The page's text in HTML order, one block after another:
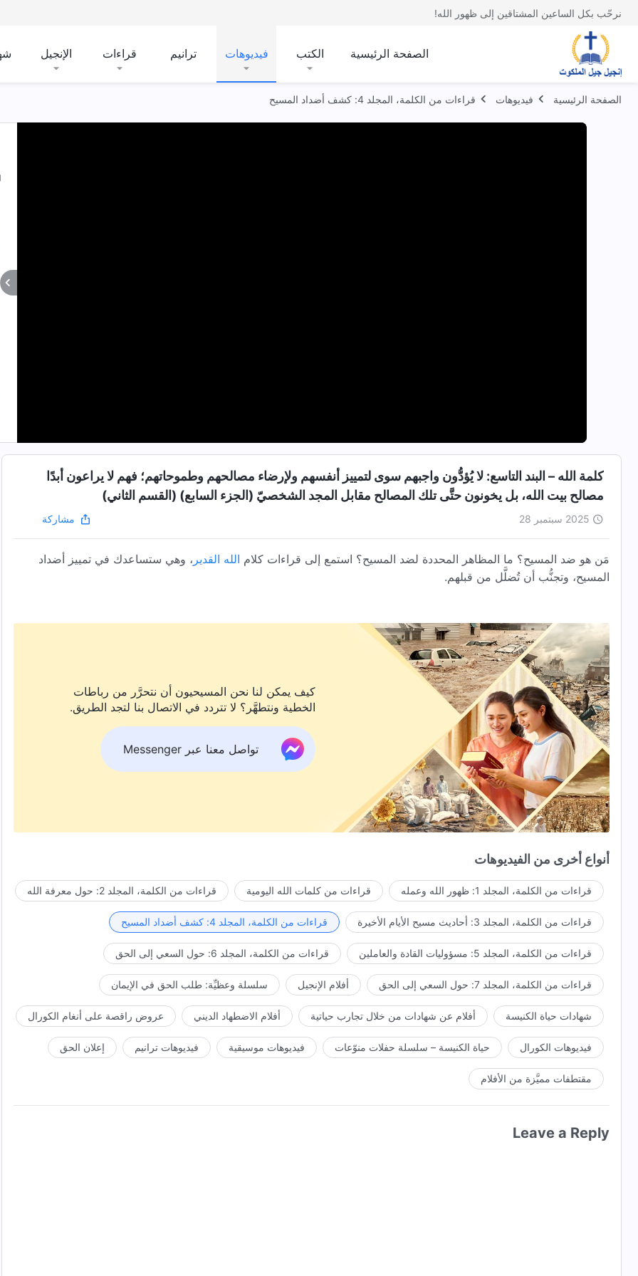
نرحّب بكل الساعين المشتاقين إلى ظهور الله!
الصفحة الرئيسية الكتب فيديوهات ترانيم قراءات الإنجيل
الصفحة الرئيسية فيديوهات قراءات من الكلمة، المجلد 4: كشف أضداد المسيح
كلمة الله – البند التاسع: لا يُؤدُّون واجبهم سوى لتمييز أنفسهم ولإرضاء مصالحهم وطموحاتهم؛ فهم لا يراعون أبدًا
مصالح بيت الله، بل يخونون حتَّى تلك المصالح مقابل المجد الشخصيّ (الجزء السابع) (القسم الثاني)
2025 سبتمبر 28 مشاركة
مَن هو ضد المسيح؟ ما المظاهر المحددة لضد المسيح؟ استمع إلى قراءات كلام الله القدير ، وهي ستساعدك في تمييز أضداد
المسيح، وتجنُّب أن تُضلَّل من قبلهم.
كيف يمكن لنا نحن المسيحيون أن نتحرَّر من رباطات
الخطية ونتطهَّر؟ لا تتردد في الاتصال بنا لتجد الطريق.
تواصل معنا عبر Messenger
أنواع أخرى من الفيديوهات
قراءات من الكلمة، المجلد 1: ظهور الله وعمله قراءات من كلمات الله اليومية قراءات من الكلمة، المجلد 2: حول معرفة الله
قراءات من الكلمة، المجلد 3: أحاديث مسيح الأيام الأخيرة قراءات من الكلمة، المجلد 4: كشف أضداد المسيح
قراءات من الكلمة، المجلد 5: مسؤوليات القادة والعاملين قراءات من الكلمة، المجلد 6: حول السعي إلى الحق
قراءات من الكلمة، المجلد 7: حول السعي إلى الحق أفلام الإنجيل سلسلة وعظيِّة: طلب الحق في الإيمان
شهادات حياة الكنيسة أفلام عن شهادات من خلال تجارب حياتية أفلام الاضطهاد الديني عروض راقصة على أنغام الكورال
فيديوهات الكورال حياة الكنيسة – سلسلة حفلات منوّعات فيديوهات موسيقية فيديوهات ترانيم إعلان الحق
مقتطفات مميَّزة من الأفلام
Leave a Reply